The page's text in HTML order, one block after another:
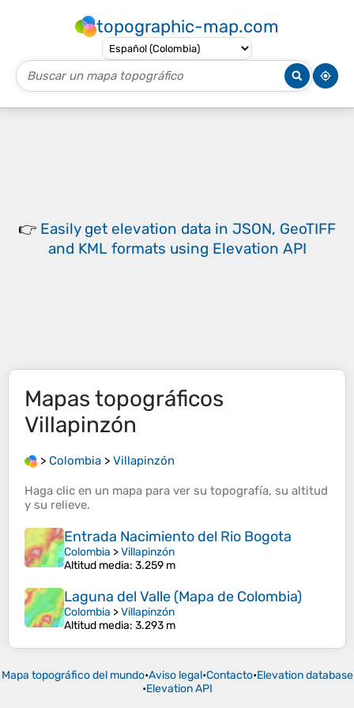
topographic-map.com
👉 Easily get elevation data in JSON, GeoTIFF
and KML formats using Elevation API
Mapas topográficos
Villapinzón
> Colombia > Villapinzón
Haga clic en un mapa para ver su topografía, su altitud
y su relieve.
Entrada Nacimiento del Rio Bogota
Colombia >Villapinzón
Altitud media: 3.259 m
Laguna del Valle (Mapa de Colombia)
Colombia >Villapinzón
Altitud media: 3.293 m
Mapa topográfico del mundo•Aviso legal•Contacto•Elevation database
•Elevation API